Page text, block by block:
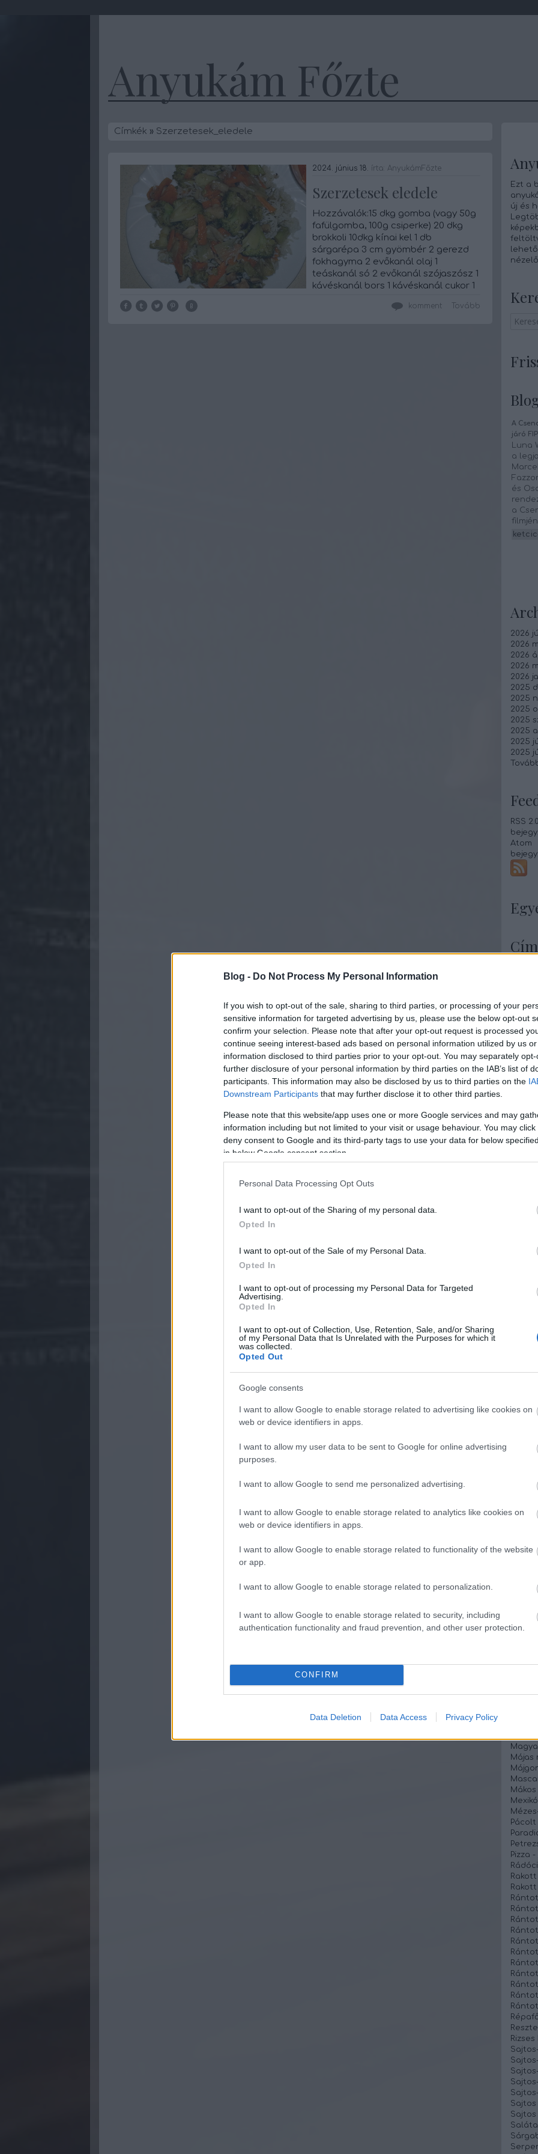
Blog - Do Not Process My Personal Information
If you wish to opt-out of the sale, sharing to third parties, or processing of your
sensitive information for targeted advertising by us, please use the below opt-out
confirm your selection. Please note that after your opt-out request is processed
continue seeing interest-based ads based on personal information utilized by us
information disclosed to third parties prior to your opt-out. You may separately
further disclosure of your personal information by third parties on the IAB’s list of
participants. This information may also be disclosed by us to third parties on the
Downstream Participants that may further disclose it to other third parties.
Please note that this website/app uses one or more Google services and may
information including but not limited to your visit or usage behaviour. You may
deny consent to Google and its third-party tags to use your data for below
in below Google consent section.
Personal Data Processing Opt Outs
I want to opt-out of the Sharing of my personal data.
Opted In
I want to opt-out of the Sale of my Personal Data.
Opted In
I want to opt-out of processing my Personal Data for Targeted
Advertising.
Opted In
I want to opt-out of Collection, Use, Retention, Sale, and/or Sharing
of my Personal Data that Is Unrelated with the Purposes for which it
was collected.
Opted Out
Google consents
I want to allow Google to enable storage related to advertising like cookies on
web or device identifiers in apps.
I want to allow my user data to be sent to Google for online advertising
purposes.
I want to allow Google to send me personalized advertising.
I want to allow Google to enable storage related to analytics like cookies on
web or device identifiers in apps.
I want to allow Google to enable storage related to functionality of the website
or app.
I want to allow Google to enable storage related to personalization.
I want to allow Google to enable storage related to security, including
authentication functionality and fraud prevention, and other user protection.
CONFIRM
Data Deletion Data Access Privacy Policy
Anyukám Főzte
Címkék » Szerzetesek_eledele
2024. június 18. írta: AnyukámFőzte
Szerzetesek eledele
Hozzávalók:15 dkg gomba (vagy 50g
fafülgomba, 100g csiperke) 20 dkg
brokkoli 10dkg kínai kel 1 db
sárgarépa 3 cm gyömbér 2 gerezd
fokhagyma 2 evőkanál olaj 1
teáskanál só 2 evőkanál szójaszósz 1
kávéskanál bors 1 kávéskanál cukor 1
Elkészítése: A zöldségeket
Tovább
komment
Ezt a
új és
A
járó
Luna
a
és
a
2026
2026
2026
2026
2026
2025
2025
2025
2025
2025
2025
2025
RSS 2.0
Atom
Gofri
Lecsó
Májas
Pizza
Rakott
Sajtos